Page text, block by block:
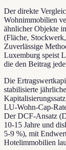
Der direkte
Wohnimmobilien
ähnlicher Objekte
(Fläche,
Zuverlässige
Luxemburg speist
die den Beitrag
Die
stabilisierte
LU-Wohn-Cap-
Der DCF-Ansatz
10-15 Jahre und
5-9 %), mit
Hotelimmobilien